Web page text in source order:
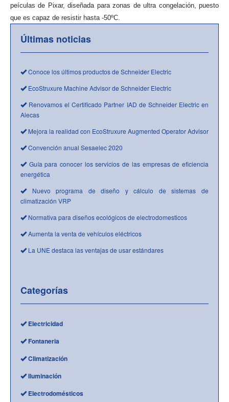
peículas de Pixar, diseñada para zonas de ultra congelación, puesto
que es capaz de resistir hasta -50ºC.
Últimas noticias
Conoce los últimos productos de Schneider Electric
EcoStruxure Machine Advisor de Schneider Electric
Renovamos el Certificado Partner IAD de Schneider Electric en
Alecas
Mejora la realidad con EcoStruxure Augmented Operator Advisor
Convención anual Sesaelec 2020
Guía para conocer los servicios de las empresas de eficiencia
energética
Nuevo programa de diseño y cálculo de sistemas de
climatización VRP
Normativa para diseños ecológicos de electrodomesticos
Aumenta la venta de vehículos eléctricos
La UNE destaca las ventajas de usar estándares
Categorías
Electricidad
Fontaneria
Climatización
Iluminación
Electrodomésticos